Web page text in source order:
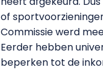
of
Commissie werd
Eerder hebben
beperken tot de